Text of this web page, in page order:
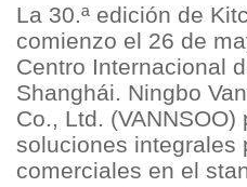
La 30.ª edición de
comienzo el 26 de
Centro Internacional
Shanghái. Ningbo
Co., Ltd. (VANNSOO)
soluciones integrales
comerciales en el